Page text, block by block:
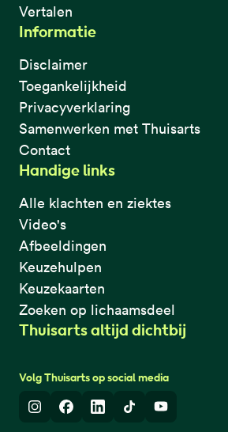
Vertalen
Informatie
Disclaimer
Toegankelijkheid
Privacyverklaring
Samenwerken met Thuisarts
Contact
Handige links
Alle klachten en ziektes
Video's
Afbeeldingen
Keuzehulpen
Keuzekaarten
Zoeken op lichaamsdeel
Thuisarts altijd dichtbij
Volg Thuisarts op social media
InstagramFacebook
LinkedInTikTokYoutube